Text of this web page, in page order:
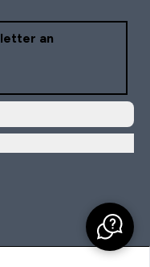
an